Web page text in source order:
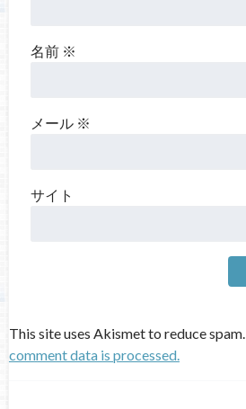
名前 ※
メール ※
サイト
This site uses Akismet to reduce spam.
comment data is processed.